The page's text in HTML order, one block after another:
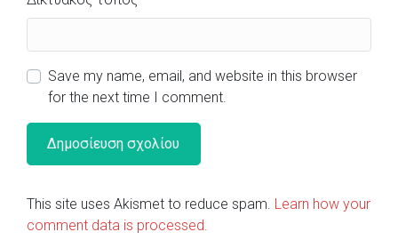
Save my name, email, and website in this browser
for the next time I comment.
This site uses Akismet to reduce spam. Learn how your
comment data is processed.